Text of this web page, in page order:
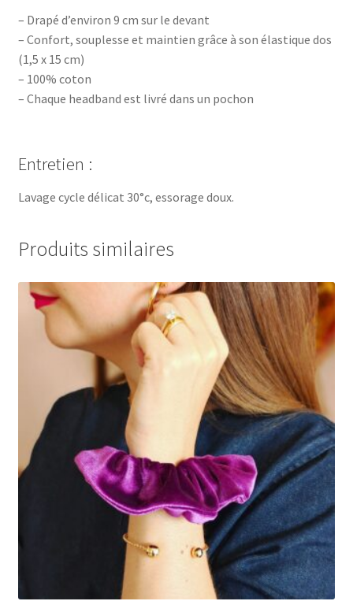
– Drapé d’environ 9 cm sur le devant
– Confort, souplesse et maintien grâce à son élastique dos
(1,5 x 15 cm)
– 100% coton
– Chaque headband est livré dans un pochon
Entretien :
Lavage cycle délicat 30°c, essorage doux.
Produits similaires